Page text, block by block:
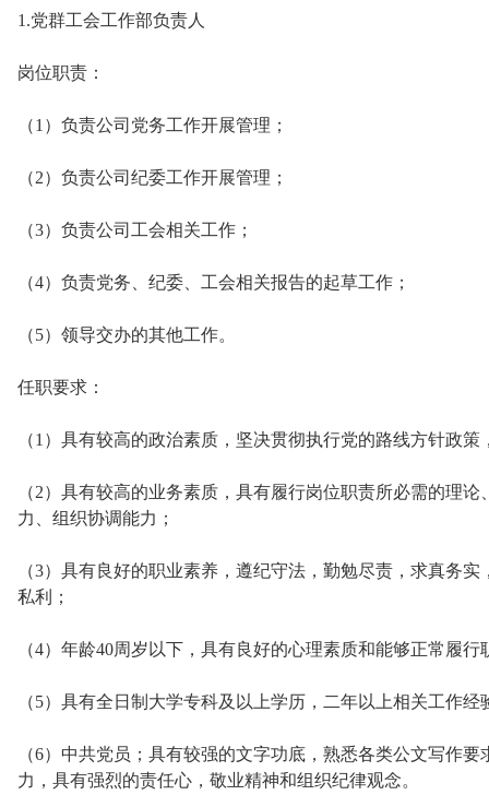
1.党群工会工作部负责人
岗位职责：
（1）负责公司党务工作开展管理；
（2）负责公司纪委工作开展管理；
（3）负责公司工会相关工作；
（4）负责党务、纪委、工会相关报告的起草工作；
（5）领导交办的其他工作。
任职要求：
（1）具有较高的政治素质，坚决贯彻执行党的路线方针政
（2）具有较高的业务素质，具有履行岗位职责所必需的理
力、组织协调能力；
（3）具有良好的职业素养，遵纪守法，勤勉尽责，求真务
私利；
（4）年龄40周岁以下，具有良好的心理素质和能够正常履
（5）具有全日制大学专科及以上学历，二年以上相关工作
（6）中共党员；具有较强的文字功底，熟悉各类公文写作
力，具有强烈的责任心，敬业精神和组织纪律观念。